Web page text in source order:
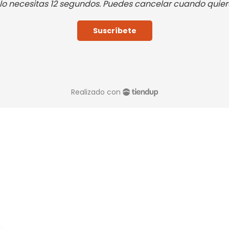
necesitas 12 segundos. Puedes cancelar cuando
Suscríbete
Realizado con